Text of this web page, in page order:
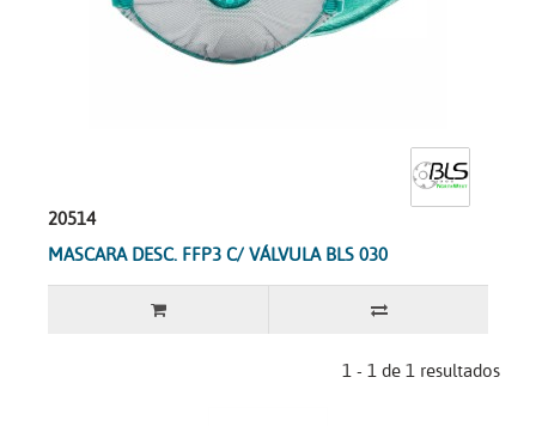
20514
MASCARA DESC. FFP3 C/ VÁLVULA BLS 030
1 - 1 de 1 resultados